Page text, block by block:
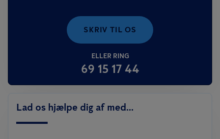
SKRIV TIL OS
ELLER RING
69 15 17 44
Lad os hjælpe dig af med...